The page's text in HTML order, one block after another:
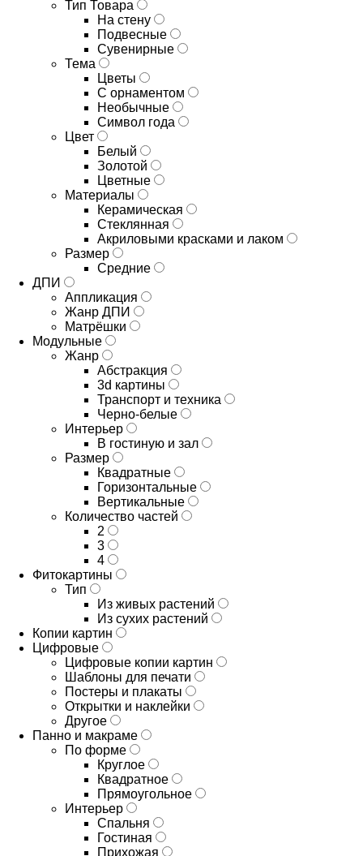
Тип Товара
На стену
Подвесные
Сувенирные
Тема
Цветы
С орнаментом
Необычные
Символ года
Цвет
Белый
Золотой
Цветные
Материалы
Керамическая
Стеклянная
Акриловыми красками и лаком
Размер
Средние
ДПИ
Аппликация
Жанр ДПИ
Матрёшки
Модульные
Жанр
Абстракция
3d картины
Транспорт и техника
Черно-белые
Интерьер
В гостиную и зал
Размер
Квадратные
Горизонтальные
Вертикальные
Количество частей
2
3
4
Фитокартины
Тип
Из живых растений
Из сухих растений
Копии картин
Цифровые
Цифровые копии картин
Шаблоны для печати
Постеры и плакаты
Открытки и наклейки
Другое
Панно и макраме
По форме
Круглое
Квадратное
Прямоугольное
Интерьер
Спальня
Гостиная
Прихожая